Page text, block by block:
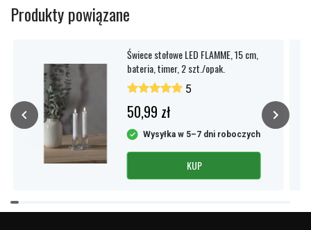
Pasuje do marki:
4 batterier AAA ingår ej, Livstid ca 200h
Sprawdź, co oznaczają poszczególne parametry
Produkty powiązane
Świece stołowe LED FLAMME, 15 cm,
bateria, timer, 2 szt./opak.
5
50,99 zł
Wysyłka w 5–7 dni roboczych
KUP
Item
1